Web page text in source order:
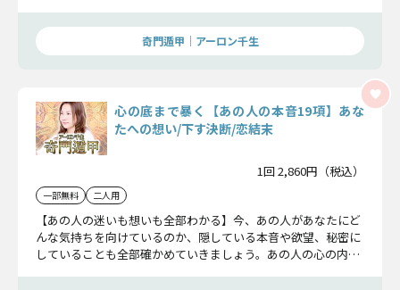
奇門遁甲｜アーロン千生
心の底まで暴く【あの人の本音19項】あな
たへの想い/下す決断/恋結末
1回 2,860円（税込）
一部無料 二人用
【あの人の迷いも想いも全部わかる】今、あの人があなたにど
んな気持ちを向けているのか、隠している本音や欲望、秘密に
していることも全部確かめていきましょう。あの人の心の内を